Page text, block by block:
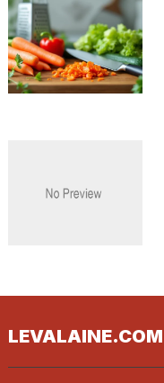
LEVALAINE.COM